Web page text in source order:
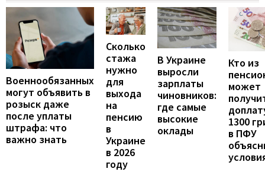
Военнообязанных
могут объявить в
розыск даже
после уплаты
штрафа: что
важно знать
Сколько
стажа
нужно
для
выхода
на
пенсию
в
Украине
в 2026
году
В Украине
выросли
зарплаты
чиновников:
где самые
высокие
оклады
Кто из
может
1300
в ПФУ